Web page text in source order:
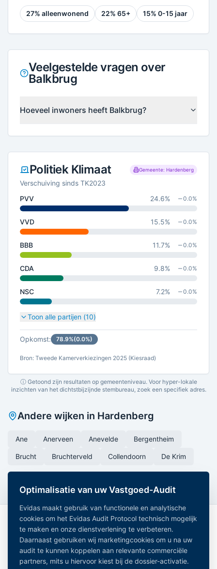
27% alleenwonend 22% 65+ 15% 0-15 jaar
Veelgestelde vragen over
Balkbrug
Hoeveel inwoners heeft Balkbrug?
Politiek Klimaat Gemeente: Hardenberg
Verschuiving sinds TK2023
PVV
24.6% 0.0%
VVD 15.5% 0.0%
BBB 11.7% 0.0%
CDA 9.8% 0.0%
NSC 7.2% 0.0%
Toon alle partijen (10)
Opkomst: 78.9%(0.0%)
Bron: Tweede Kamerverkiezingen 2025 (Kiesraad)
ⓘ Getoond zijn resultaten op gemeenteniveau. Voor hyper-lokale
inzichten van het dichtstbijzijnde stembureau, zoek een specifiek adres.
Andere wijken in Hardenberg
Ane Anerveen Anevelde Bergentheim
Brucht Bruchterveld Collendoorn De Krim
Optimalisatie van uw Vastgoed-Audit
Evidas maakt gebruik van functionele en analytische
cookies om het Evidas Audit Protocol technisch mogelijk
te maken en onze dienstverlening te verbeteren.
Daarnaast gebruiken wij marketingcookies om u na uw
audit te kunnen koppelen aan relevante commerciële
partners, mits u hiervoor kiest bij de dossier-activatie.